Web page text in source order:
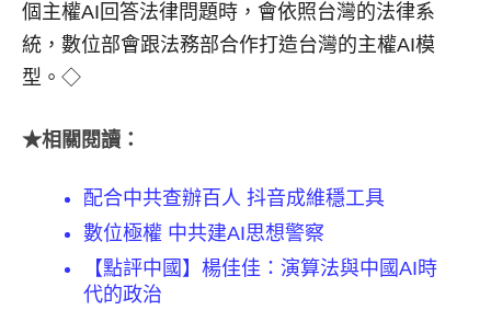
個主權AI回答法律問題時，會依照台灣的法律系
統，數位部會跟法務部合作打造台灣的主權AI模
型。◇
★相關閱讀：
配合中共查辦百人 抖音成維穩工具
數位極權 中共建AI思想警察
【點評中國】楊佳佳：演算法與中國AI時
代的政治